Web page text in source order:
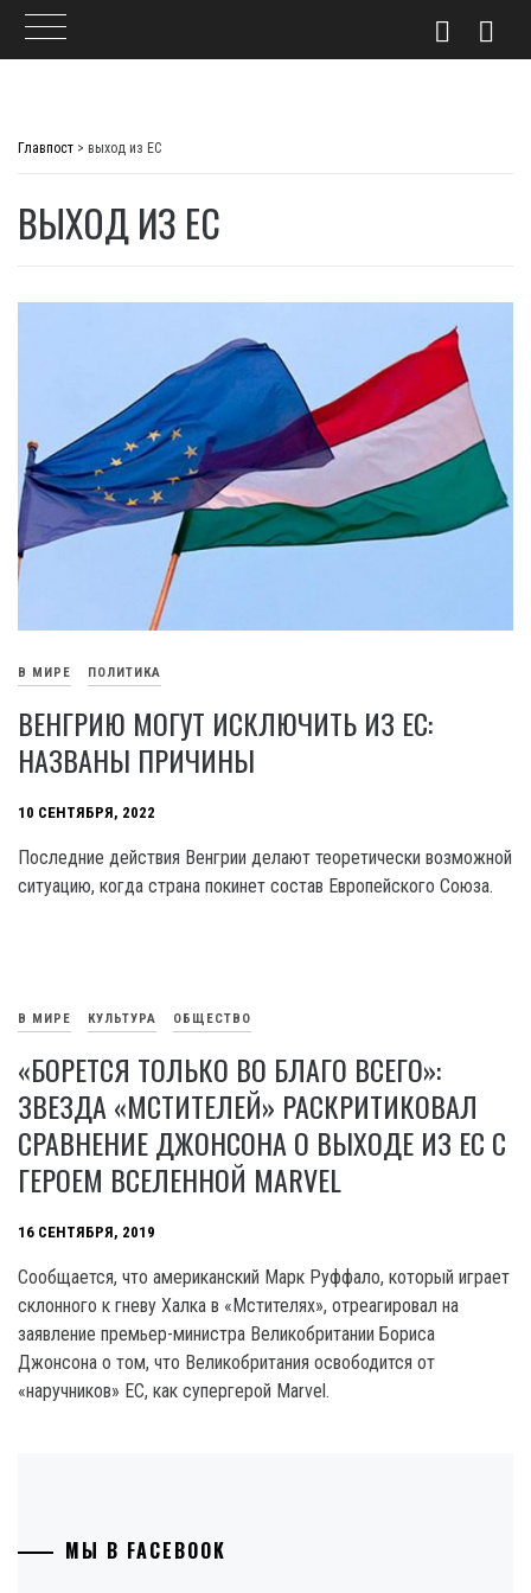
Главпост > выход из ЕС
ВЫХОД ИЗ ЕС
В МИРЕ ПОЛИТИКА
ВЕНГРИЮ МОГУТ ИСКЛЮЧИТЬ ИЗ ЕС:
НАЗВАНЫ ПРИЧИНЫ
10 СЕНТЯБРЯ, 2022
Последние действия Венгрии делают теоретически возможной
ситуацию, когда страна покинет состав Европейского Союза.
В МИРЕ КУЛЬТУРА ОБЩЕСТВО
«БОРЕТСЯ ТОЛЬКО ВО БЛАГО ВСЕГО»:
ЗВЕЗДА «МСТИТЕЛЕЙ» РАСКРИТИКОВАЛ
СРАВНЕНИЕ ДЖОНСОНА О ВЫХОДЕ ИЗ ЕС С
ГЕРОЕМ ВСЕЛЕННОЙ MARVEL
16 СЕНТЯБРЯ, 2019
Сообщается, что американский Марк Руффало, который играет
склонного к гневу Халка в «Мстителях», отреагировал на
заявление премьер-министра Великобритании Бориса
Джонсона о том, что Великобритания освободится от
«наручников» ЕС, как супергерой Marvel.
МЫ В FACEBOOK